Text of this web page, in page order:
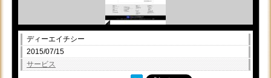
ディーエイチシー
2015/07/15
サービス